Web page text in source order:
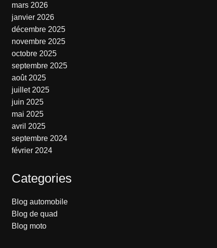
mars 2026
janvier 2026
décembre 2025
novembre 2025
octobre 2025
septembre 2025
août 2025
juillet 2025
juin 2025
mai 2025
avril 2025
septembre 2024
février 2024
Categories
Blog automobile
Blog de quad
Blog moto